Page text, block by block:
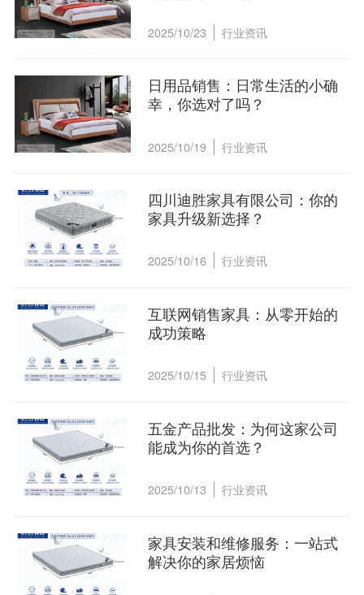
2025/10/23 行业资讯
日用品销售：日常生活的小确
幸，你选对了吗？
2025/10/19 行业资讯
四川迪胜家具有限公司：你的
家具升级新选择？
2025/10/16 行业资讯
互联网销售家具：从零开始的
成功策略
2025/10/15 行业资讯
五金产品批发：为何这家公司
能成为你的首选？
2025/10/13 行业资讯
家具安装和维修服务：一站式
解决你的家居烦恼